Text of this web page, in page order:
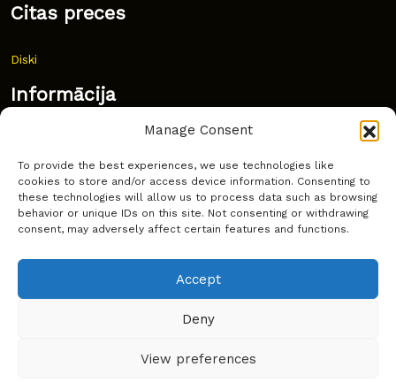
Manage Consent
To provide the best experiences, we use technologies like
cookies to store and/or access device information. Consenting to
these technologies will allow us to process data such as browsing
behavior or unique IDs on this site. Not consenting or withdrawing
consent, may adversely affect certain features and functions.
Accept
Deny
View preferences
Citas preces
Diski
Informācija
Bieži uzdoti jautājumi
Kur pirkt?
Sīkdatņu politika
Copyright © Latakko 2024